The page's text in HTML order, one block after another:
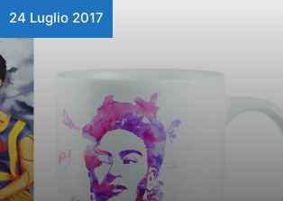
24 Luglio 2017